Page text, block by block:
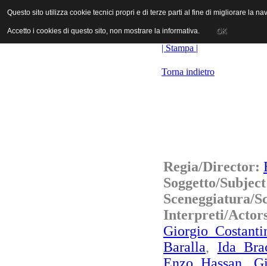
ANICA | Associazione Nazionale Industrie Cinematografiche
| Stampa |
Torna indietro
Regia/Director:
Soggetto/
Sceneggiatura/
Interpreti/
Giorgio
Baralla, Ida
Enzo Hassan,
Questo sito utilizza cookie tecnici propri e di terze parti al fine di migliorare la
Accetto i cookies di questo sito, non mostrare la informativa. OK
Questo sito utilizza cookie tecnici propri e di terze parti al fine di migliorare la
Accetto i cookies di questo sito, non mostrare la informativa. OK